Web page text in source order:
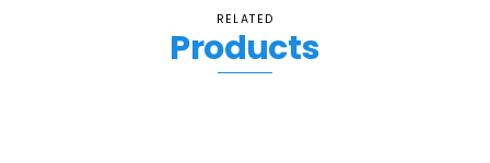
RELATED
Products